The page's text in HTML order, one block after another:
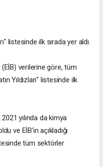
listesinde ilk sırada yer aldı.
(EİB) verilerine göre, tüm
Yıldızları" listesinde ilk
yılında da kimya
ve EİB'in açıkladığı
tüm sektörler